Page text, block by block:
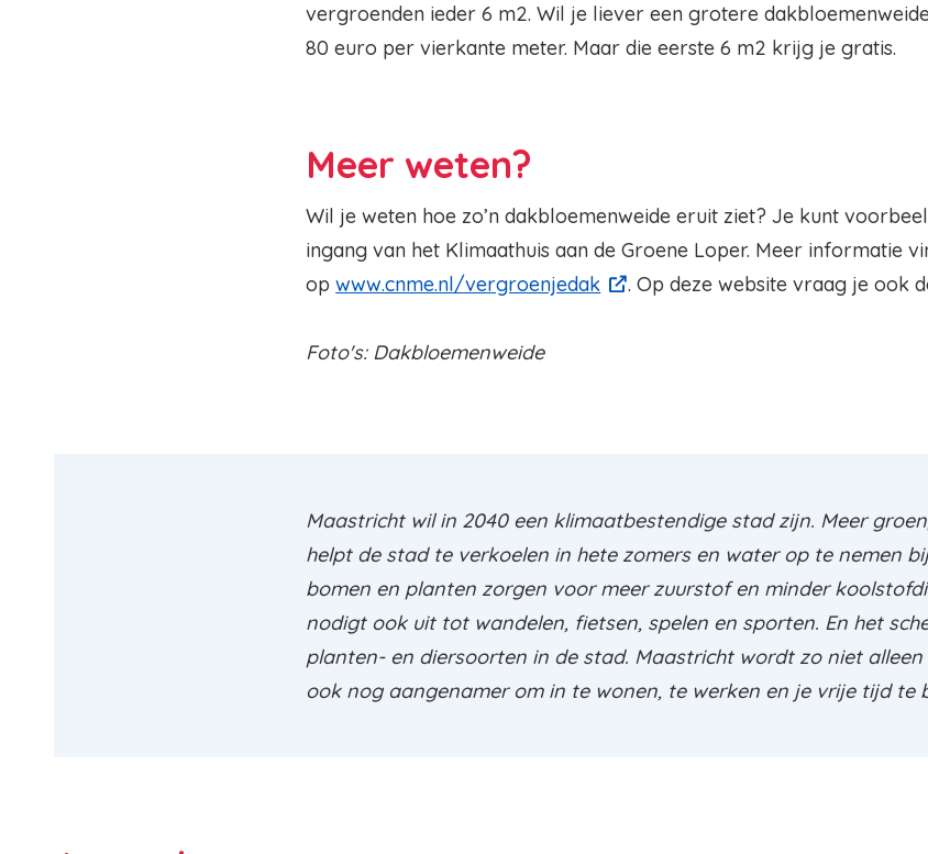
vergroenden ieder 6 m2. Wil je liever een grotere
80 euro per vierkante meter. Maar die eerste 6 m2 krijg je gratis.
Meer weten?
Wil je weten hoe zo’n dakbloemenweide eruit ziet? Je kunt
ingang van het Klimaathuis aan de Groene Loper. Meer informatie
opwww.cnme.nl/vergroenjedak . Op deze website vraag je ook
Foto's: Dakbloemenweide
Maastricht wil in 2040 een klimaatbestendige stad zijn. Meer
helpt de stad te verkoelen in hete zomers en water op te nemen
bomen en planten zorgen voor meer zuurstof en minder
nodigt ook uit tot wandelen, fietsen, spelen en sporten. En het
planten- en diersoorten in de stad. Maastricht wordt zo niet
ook nog aangenamer om in te wonen, te werken en je vrije tijd te